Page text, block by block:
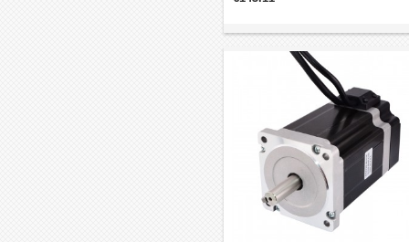
1000ppr.